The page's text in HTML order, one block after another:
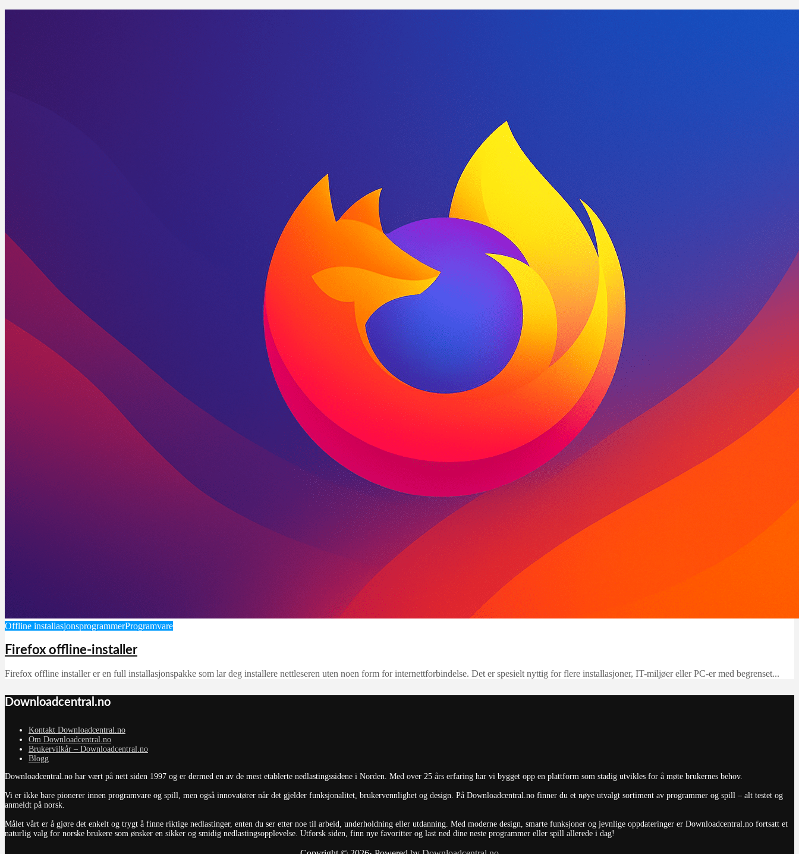
Offline installasjonsprogrammerProgramvare
Firefox offline-installer
Firefox offline installer er en full installasjonspakke som lar deg installere nettleseren uten noen form for internettforbindelse. Det er spesielt nyttig for flere installasjoner, IT-miljøer eller PC-er med begrenset...
Downloadcentral.no
Kontakt Downloadcentral.no
Om Downloadcentral.no
Brukervilkår – Downloadcentral.no
Blogg
Downloadcentral.no har vært på nett siden 1997 og er dermed en av de mest etablerte nedlastingssidene i Norden. Med over 25 års erfaring har vi bygget opp en plattform som stadig utvikles for å møte brukernes behov.
Vi er ikke bare pionerer innen programvare og spill, men også innovatører når det gjelder funksjonalitet, brukervennlighet og design. På Downloadcentral.no finner du et nøye utvalgt sortiment av programmer og spill – alt testet og
anmeldt på norsk.
Målet vårt er å gjøre det enkelt og trygt å finne riktige nedlastinger, enten du ser etter noe til arbeid, underholdning eller utdanning. Med moderne design, smarte funksjoner og jevnlige oppdateringer er Downloadcentral.no fortsatt et
naturlig valg for norske brukere som ønsker en sikker og smidig nedlastingsopplevelse. Utforsk siden, finn nye favoritter og last ned dine neste programmer eller spill allerede i dag!